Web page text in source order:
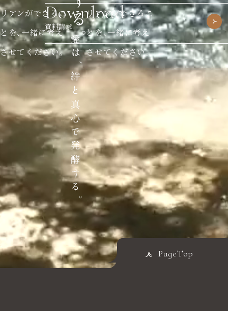
リアンができるこ
とを、一緒に考え
させてください。
リアンができるこ
とを、一緒に考え
させてください。
Download
資料請求
PageTop